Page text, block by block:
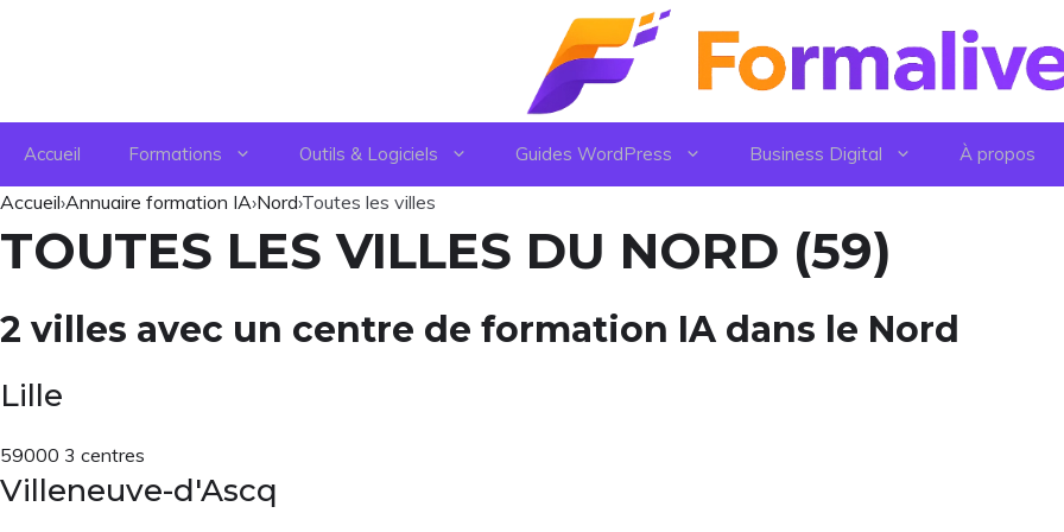
Accueil Formations Outils & Logiciels Guides WordPress Business Digital À propos
Accueil›Annuaire formation IA›Nord›Toutes les villes
TOUTES LES VILLES DU NORD (59)
2 villes avec un centre de formation IA dans le Nord
Lille
59000 3 centres
Villeneuve-d'Ascq